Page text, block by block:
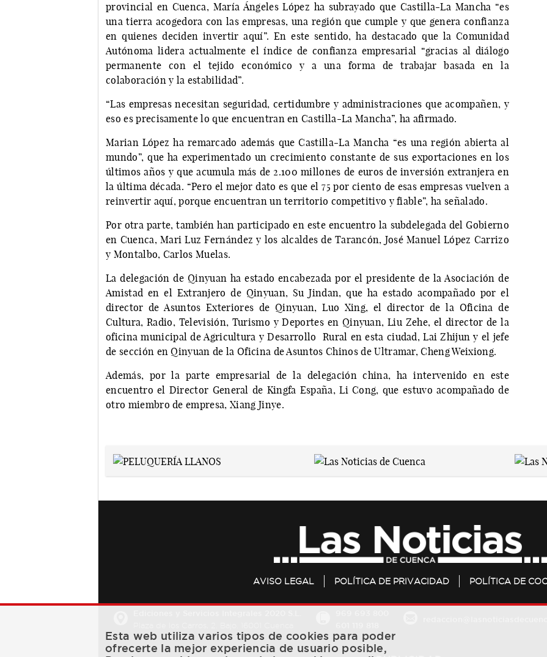
provincial en Cuenca, María Ángeles López ha subrayado que Castilla-La Mancha “es
una tierra acogedora con las empresas, una región que cumple y que genera confianza
en quienes deciden invertir aquí”. En este sentido, ha destacado que la Comunidad
Autónoma lidera actualmente el índice de confianza empresarial “gracias al diálogo
permanente con el tejido económico y a una forma de trabajar basada en la
colaboración y la estabilidad”.
“Las empresas necesitan seguridad, certidumbre y administraciones que acompañen, y
eso es precisamente lo que encuentran en Castilla-La Mancha”, ha afirmado.
Marian López ha remarcado además que Castilla-La Mancha “es una región abierta al
mundo”, que ha experimentado un crecimiento constante de sus exportaciones en los
últimos años y que acumula más de 2.100 millones de euros de inversión extranjera en
la última década. “Pero el mejor dato es que el 75 por ciento de esas empresas vuelven a
reinvertir aquí, porque encuentran un territorio competitivo y fiable”, ha señalado.
Por otra parte, también han participado en este encuentro la subdelegada del Gobierno
en Cuenca, Mari Luz Fernández y los alcaldes de Tarancón, José Manuel López Carrizo
y Montalbo, Carlos Muelas.
La delegación de Qinyuan ha estado encabezada por el presidente de la Asociación de
Amistad en el Extranjero de Qinyuan, Su Jindan, que ha estado acompañado por el
director de Asuntos Exteriores de Qinyuan, Luo Xing, el director de la Oficina de
Cultura, Radio, Televisión, Turismo y Deportes en Qinyuan, Liu Zehe, el director de la
oficina municipal de Agricultura y Desarrollo Rural en esta ciudad, Lai Zhijun y el jefe
de sección en Qinyuan de la Oficina de Asuntos Chinos de Ultramar, Cheng Weixiong.
Además, por la parte empresarial de la delegación china, ha intervenido en este
encuentro el Director General de Kingfa España, Li Cong, que estuvo acompañado de
otro miembro de empresa, Xiang Jinye.
AVISO LEGAL POLÍTICA DE PRIVACIDAD POLÍTICA DE
Esta web utiliza varios tipos de cookies para poder
ofrecerte la mejor experiencia de usuario posible,